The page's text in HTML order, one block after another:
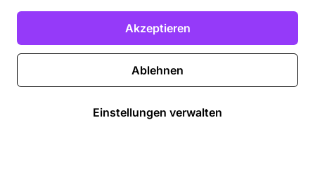
Akzeptieren
Ablehnen
Einstellungen verwalten